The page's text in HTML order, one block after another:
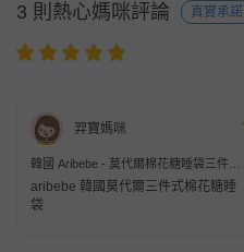
3 則熱心媽咪評論 真實承諾
羿寶媽咪
韓國 Aribebe - 莫代爾棉花糖睡袋三件
組-宇宙飛船
aribebe 韓國莫代爾三件式棉花糖睡
袋